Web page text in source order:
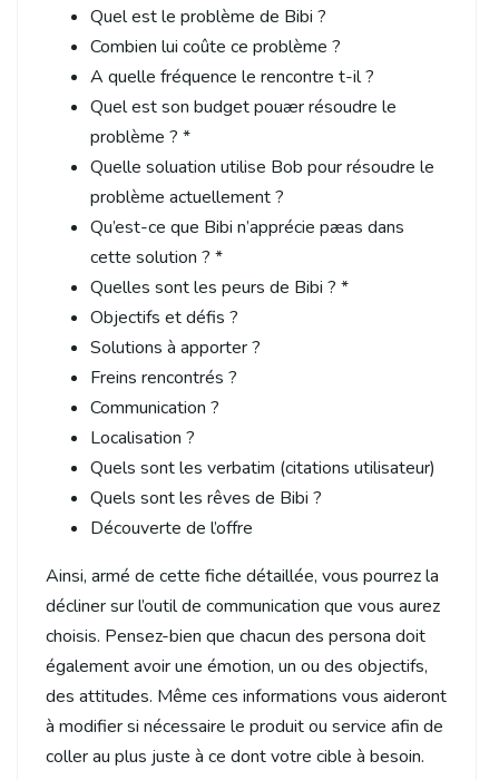
Quel est le problème de Bibi ?
Combien lui coûte ce problème ?
A quelle fréquence le rencontre t-il ?
Quel est son budget pouær résoudre le
problème ? *
Quelle soluation utilise Bob pour résoudre le
problème actuellement ?
Qu’est-ce que Bibi n’apprécie pæas dans
cette solution ? *
Quelles sont les peurs de Bibi ? *
Objectifs et défis ?
Solutions à apporter ?
Freins rencontrés ?
Communication ?
Localisation ?
Quels sont les verbatim (citations utilisateur)
Quels sont les rêves de Bibi ?
Découverte de l’offre
Ainsi, armé de cette fiche détaillée, vous pourrez la
décliner sur l’outil de communication que vous aurez
choisis. Pensez-bien que chacun des persona doit
également avoir une émotion, un ou des objectifs,
des attitudes. Même ces informations vous aideront
à modifier si nécessaire le produit ou service afin de
coller au plus juste à ce dont votre cible à besoin.